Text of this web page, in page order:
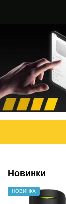
Новинки
НОВИНКА